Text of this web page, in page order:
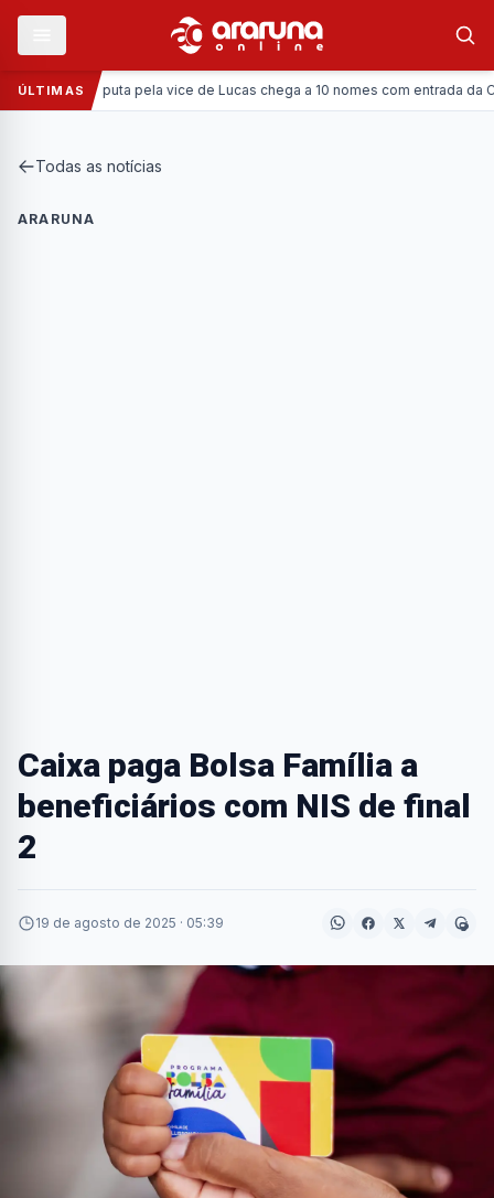
ÚLTIMASDisputa pela vice de Lucas chega a 10 nomes com entrada da
Todas as notícias
ARARUNA
Caixa paga Bolsa Família a
beneficiários com NIS de final
2
19 de agosto de 2025 · 05:39